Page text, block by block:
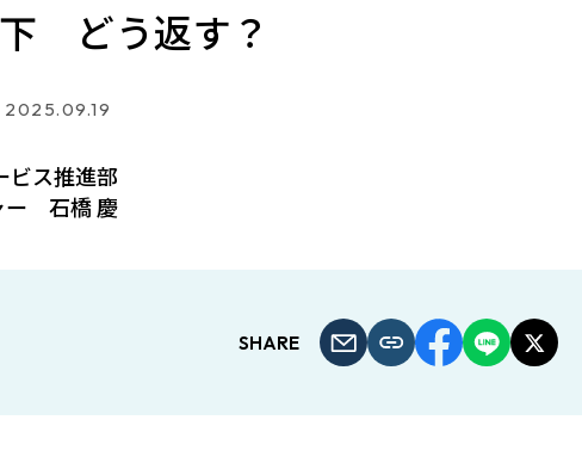
どう返す？
2025.09.19
ビス推進部
ー 石橋 慶
SHARE